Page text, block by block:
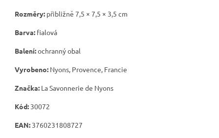
Rozměry: přibližně 7,5 × 7,5 × 3,5 cm
Barva: fialová
Balení:ochranný obal
Vyrobeno: Nyons, Provence, Francie
Značka: La Savonnerie de Nyons
Kód: 30072
EAN: 3760231808727